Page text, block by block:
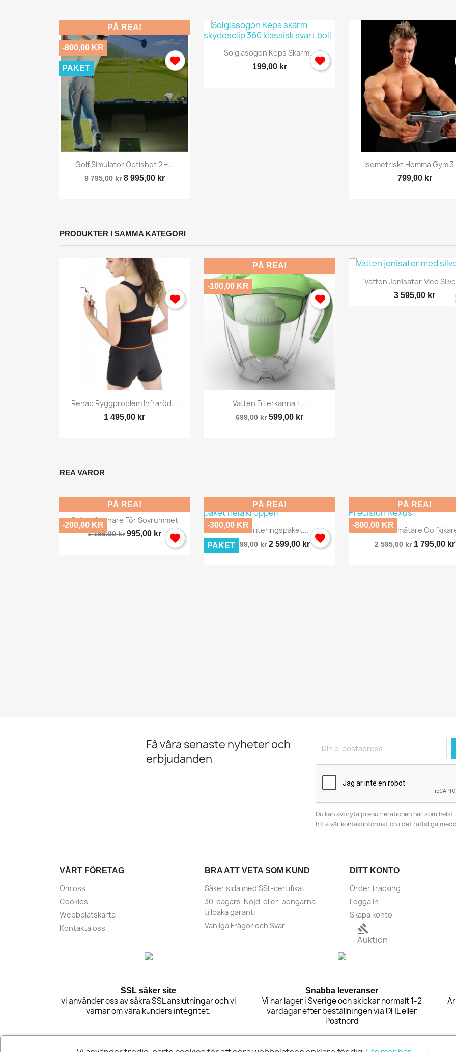
Snabbvy
Golf Simulator Optishot 2 +...
9 795,00 kr 8 995,00 kr
PÅ REA!
-800,00 KR
PAKET
Snabbvy
Solglasögon Keps Skärm...
199,00 kr
Snabbvy
Isometriskt Hemma Gym
799,00 kr
PRODUKTER I SAMMA KATEGORI
Snabbvy
Rehab Ryggproblem Infraröd...
1 495,00 kr
Snabbvy
Vatten Filterkanna +...
699,00 kr 599,00 kr
PÅ REA!
-100,00 KR
Snabbvy
Vatten Jonisator Med
3 595,00 kr
REA VAROR
Snabbvy
Salt Luftrenare För Sovrummet
1 195,00 kr 995,00 kr
PÅ REA!
-200,00 KR Snabbvy
Rehabiliteringspaket...
2 899,00 kr 2 599,00 kr
PÅ REA!
-300,00 KR
PAKET
Snabbvy
Avståndsmätare
2 595,00 kr 1 795,00 kr
PÅ REA!
-800,00 KR
Få våra senaste nyheter och
erbjudanden
Du kan avbryta prenumerationen när som
hitta vår kontaktinformation i det rättsliga
VÅRT FÖRETAG
Om oss
Cookies
Webbplatskarta
Kontakta oss
BRA ATT VETA SOM KUND
Säker sida med SSL-certifikat
30-dagars-Nöjd-eller-pengarna-
tillbaka garanti
Vanliga Frågor och Svar
DITT KONTO
Order tracking
Logga in
Skapa konto
gavel
Auktion
SSL säker site
vi använder oss av säkra SSL anslutningar och vi
värnar om våra kunders integritet.
Snabba leveranser
Vi har lager i Sverige och skickar normalt 1-2
vardagar efter beställningen via DHL eller
Postnord
Du behöver vara inlogga för att spara produkter i din Önskelista.